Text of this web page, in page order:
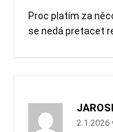
Proc platím za
se nedá pretacet
2.1.2026